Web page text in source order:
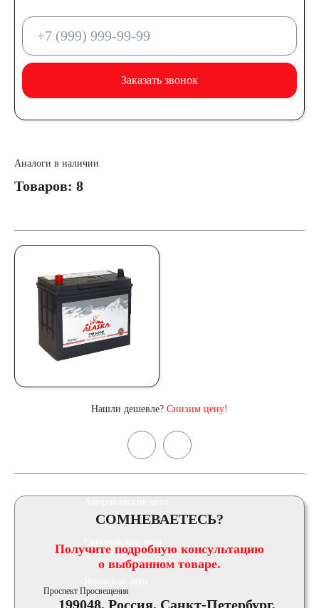
Беларусь
По напряжению
12 вольт
По стране авто (Родина
Авто из Азии
Заказать звонок
Аналоги в наличии
Товаров: 8
Нашли дешевле? Снизим цену!
СОМНЕВАЕТЕСЬ?
Получите подробную консультацию
о выбранном товаре.
Проспект Просвещения
199048, Россия, Санкт-Петербург,